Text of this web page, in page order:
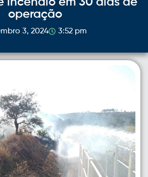
operação
3, 2024 3:52 pm